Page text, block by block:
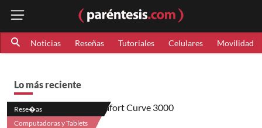
Noticias Reseñas Tutoriales Celulares Movilidad
Lo más reciente
Rese�as
Computadoras y Tablets